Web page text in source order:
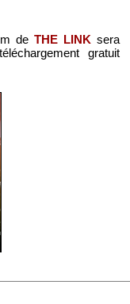
de THE LINK sera
gratuit